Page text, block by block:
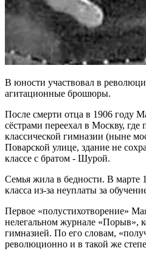
В юности участвовал в
агитационные брошюры.
После смерти отца в 1906 году
сёстрами переехал в Москву, где
классической гимназии (ныне
Поварской улице, здание не
классе с братом - Шурой.
Семья жила в бедности. В марте
класса из-за неуплаты за
Первое «полустихотворение»
нелегальном журнале «Порыв»,
гимназией. По его словам,
революционно и в такой же